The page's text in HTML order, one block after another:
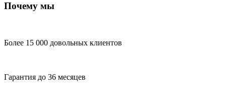
Почему мы
Более 15 000 довольных клиентов
Гарантия до 36 месяцев